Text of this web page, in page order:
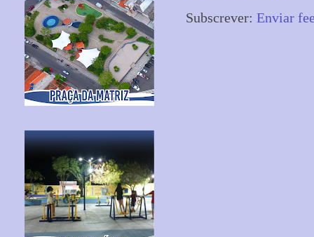
Subscrever: Enviar